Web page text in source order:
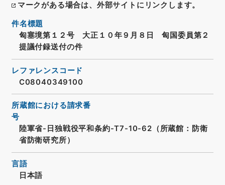
マークがある場合は、外部サイトにリンクします。
件名標題
匈塞境第１２号 大正１０年９月８日 匈国委員第２
提議付録送付の件
レファレンスコード
C08040349100
所蔵館における請求番
号
陸軍省-日独戦役平和条約-T7-10-62（所蔵館：防衛
省防衛研究所）
言語
日本語